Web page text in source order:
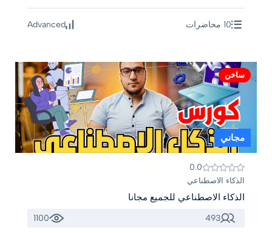
10 محاضرات Advanced
ساخن
مجاني
0.0
الذكاء الاصطناعي
الذكاء الاصطناعي للجميع مجانا
493
1100